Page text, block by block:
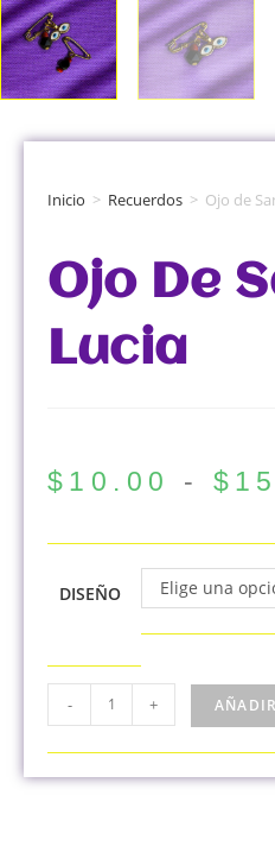
Inicio > Recuerdos > Ojo de
Ojo De
Lucia
$ 10.00 - $
DISEÑO Elige una
- +